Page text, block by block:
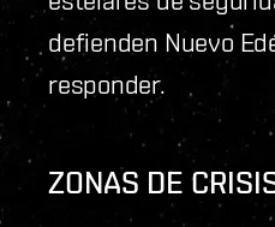
defienden Nuevo
responder.
ZONAS DE